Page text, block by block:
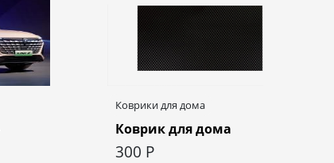
Коврики для дома
Коврик для дома
300 Р